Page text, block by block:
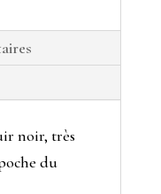
noir, très
du